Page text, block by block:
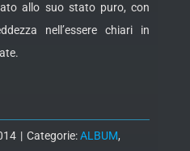
allo suo stato puro, con
nell’essere chiari in
| Categorie:ALBUM,